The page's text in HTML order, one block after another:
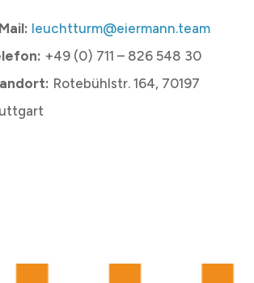
leuchtturm@eiermann.team
+49 (0) 711 – 826 548 30
Rotebühlstr. 164, 70197